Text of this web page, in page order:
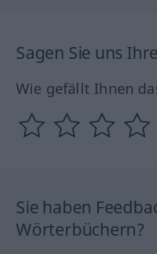
Sagen Sie uns
Wie gefällt Ihnen
Sie haben
Wörterbüchern?